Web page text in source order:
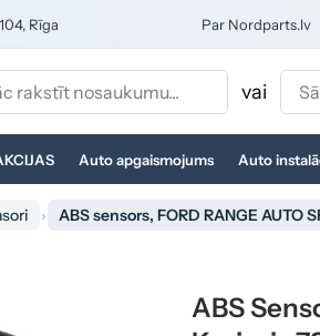
Rīga Par Nordparts.lv
vai
Auto apgaismojums Auto
ABS sensors, FORD RANGE AUTO
ABS